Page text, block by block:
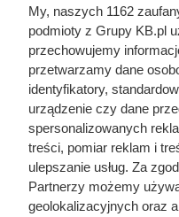
My, naszych 1162
podmioty z Grupy KB.pl
przechowujemy
przetwarzamy dane
identyfikatory,
urządzenie czy dane
spersonalizowanych
treści, pomiar reklam i
ulepszanie usług. Za
Partnerzy możemy
geolokalizacyjnych oraz